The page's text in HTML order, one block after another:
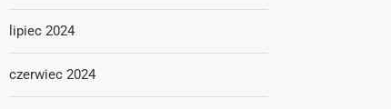
lipiec 2024
czerwiec 2024